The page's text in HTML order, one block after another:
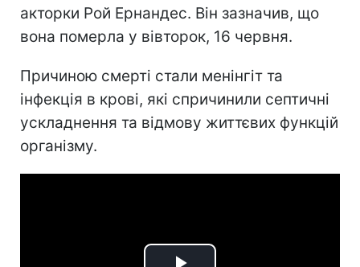
акторки Рой Ернандес. Він зазначив, що
вона померла у вівторок, 16 червня.
Причиною смерті стали менінгіт та
інфекція в крові, які спричинили септичні
ускладнення та відмову життєвих функцій
організму.